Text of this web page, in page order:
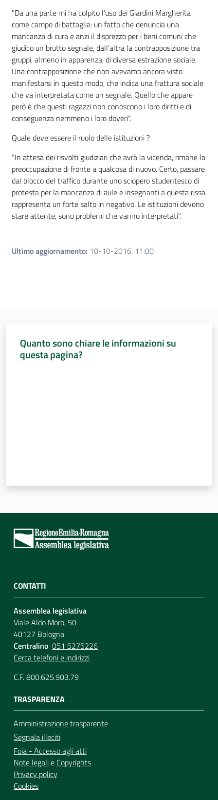
"Da una parte mi ha colpito l’uso dei Giardini Margherita
come campo di battaglia: un fatto che denuncia una
mancanza di cura e anzi il disprezzo per i beni comuni che
giudico un brutto segnale, dall’altra la contrapposizione tra
gruppi, almeno in apparenza, di diversa estrazione sociale.
Una contrapposizione che non avevamo ancora visto
manifestarsi in questo modo, che indica una frattura sociale
che va interpretata come un segnale. Quello che appare
però è che questi ragazzi non conoscono i loro diritti e di
conseguenza nemmeno i loro doveri".
Quale deve essere il ruolo delle istituzioni ?
"In attesa dei risvolti giudiziari che avrà la vicenda, rimane la
preoccupazione di fronte a qualcosa di nuovo. Certo, passare
dal blocco del traffico durante uno sciopero studentesco di
protesta per la mancanza di aule e insegnanti a questa rissa
rappresenta un forte salto in negativo. Le istituzioni devono
stare attente, sono problemi che vanno interpretati".
Ultimo aggiornamento: 10-10-2016, 11:00
Quanto sono chiare le informazioni su
questa pagina?
CONTATTI
Assemblea legislativa
Viale Aldo Moro, 50
40127 Bologna
Centralino 051 5275226
Cerca telefoni e indirizzi
C.F. 800.625.903.79
TRASPARENZA
Amministrazione trasparente
Segnala illeciti
Foia - Accesso agli atti
Note legalie Copyrights
Privacy policy
Cookies